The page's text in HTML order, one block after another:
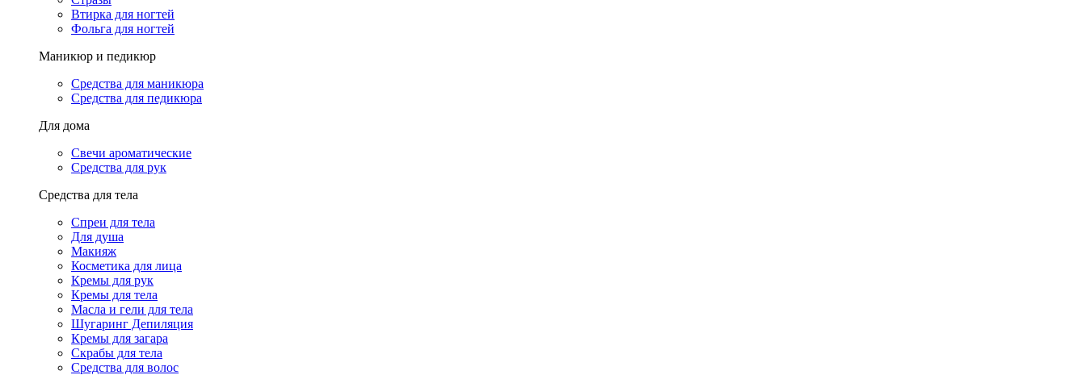
Втирка для ногтей
Фольга для ногтей
Маникюр и педикюр
Средства для маникюра
Средства для педикюра
Для дома
Свечи ароматические
Средства для рук
Средства для тела
Спреи для тела
Для душа
Макияж
Косметика для лица
Кремы для рук
Кремы для тела
Масла и гели для тела
Шугаринг Депиляция
Кремы для загара
Скрабы для тела
Средства для волос